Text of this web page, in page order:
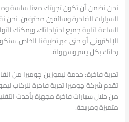
نحن نضمن أن تكون تجربتك معنا سلسة
السيارات الفاخرة وسائقين محترفين. نحن
الساعة لتلبية جميع احتياجاتك، ويمكنك
الإلكتروني أو حتى عبر تطبيقنا الخاص.
رحلتك بكل يسر وسهولة.
تجربة فاخرة: خدمة ليموزين چوميرا من
تقدم شركة چوميرا تجربة فاخرة للركاب
من خلال سيارات فاخرة مجهزة بأحدث
متميزة ومريحة.